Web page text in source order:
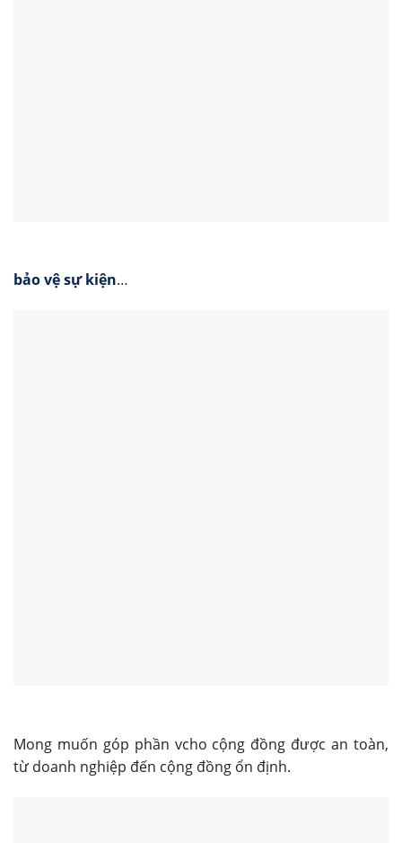
bảo vệ sự kiện…
Mong muốn góp phần vcho cộng đồng được an toàn,
từ doanh nghiệp đến cộng đồng ổn định.